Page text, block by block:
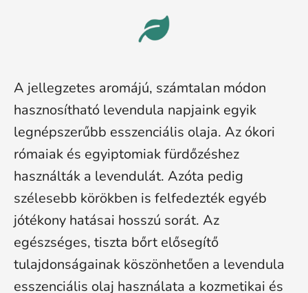
A jellegzetes aromájú, számtalan módon
hasznosítható levendula napjaink egyik
legnépszerűbb esszenciális olaja. Az ókori
rómaiak és egyiptomiak fürdőzéshez
használták a levendulát. Azóta pedig
szélesebb körökben is felfedezték egyéb
jótékony hatásai hosszú sorát. Az
egészséges, tiszta bőrt elősegítő
tulajdonságainak köszönhetően a levendula
esszenciális olaj használata a kozmetikai és